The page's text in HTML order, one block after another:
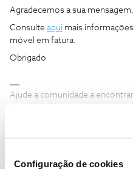
Configuração de cookies
Agradecemos a sua
Consulte aqui mais
móvel em fatura.
Obrigado
Ajude a comunidade a
Siga os perfis da moderação,